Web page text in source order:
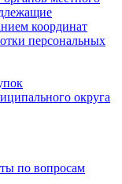
координат
персональных
округа
по вопросам